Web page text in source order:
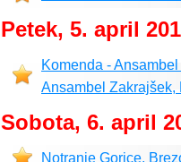
Petek, 5. april
Komenda -
Ansambel Zakrajšek,
Sobota, 6. april
Notranje Gorice,